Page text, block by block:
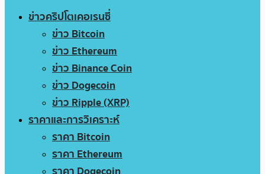
ข่าวคริปโตเคอเรนซี่
ข่าว Bitcoin
ข่าว Ethereum
ข่าว Binance Coin
ข่าว Dogecoin
ข่าว Ripple (XRP)
ราคาและการวิเคราะห์
ราคา Bitcoin
ราคา Ethereum